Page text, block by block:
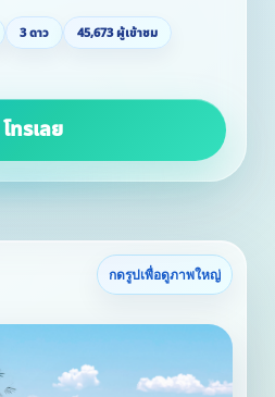
3 ดาว
45,673 ผู้เข้าชม
โทรเลย
กดรูปเพื่อดูภาพใหญ่